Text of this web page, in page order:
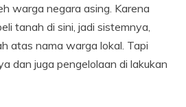
warga negara asing. Karena
tanah di sini, jadi sistemnya,
atas nama warga lokal. Tapi
dan juga pengelolaan di lakukan